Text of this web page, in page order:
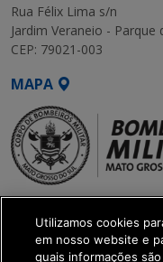
Rua Félix Lima s/n
Jardim Veraneio -
CEP: 79021-003
MAPA
SETDIG | Secretaria-
Executiva de
Transformação Digital
Utilizamos cookies
em nosso website e
quais informações